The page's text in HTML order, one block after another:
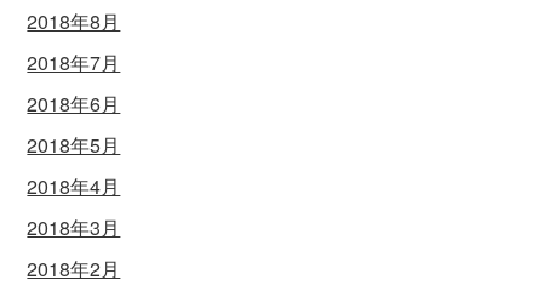
2018年8月
2018年7月
2018年6月
2018年5月
2018年4月
2018年3月
2018年2月